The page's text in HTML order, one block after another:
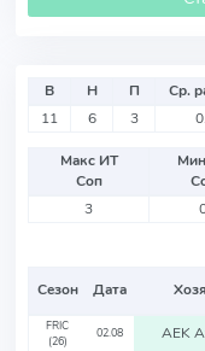
В Н П Ср.
11
6 3
Макс ИТ
Соп
3
Сезон Дата
FRIC
(26)
02.08 AEK